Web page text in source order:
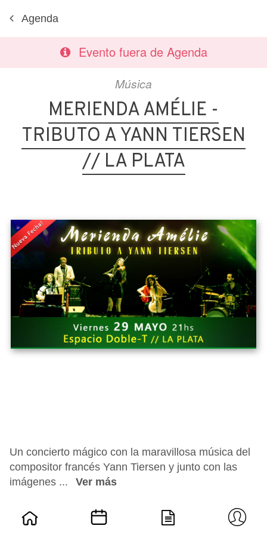
Agenda
Evento fuera de Agenda
Música
MERIENDA AMÉLIE -
TRIBUTO A YANN TIERSEN
// LA PLATA
Un concierto mágico con la maravillosa música del
compositor francés Yann Tiersen y junto con las
imágenes ...
Ver más